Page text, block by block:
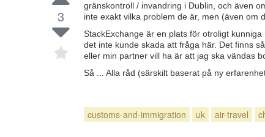
3
gränskontroll / invandring i Dublin, och även
inte exakt vilka problem de är, men (även om
StackExchange är en plats för otroligt
det inte kunde skada att fråga här. Det finns
eller min partner vill ha är att jag ska vändas
Så ... Alla råd (särskilt baserat på ny
customs-and-immigration uk air-travel